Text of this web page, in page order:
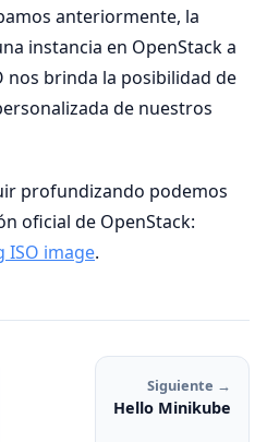
anteriormente, la
instancia en OpenStack a
nos brinda la posibilidad de
de nuestros
profundizando podemos
oficial de OpenStack:
ISO image.
Siguiente →
Hello Minikube